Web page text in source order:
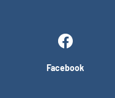
Facebook